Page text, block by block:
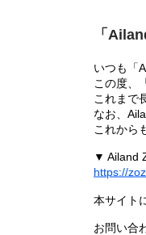
「
いつも「
この度、
これまで
なお、
これから
▼ Ailand
https://
本サイト
お問い合